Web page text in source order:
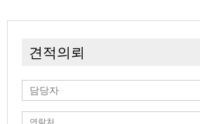
견적의뢰